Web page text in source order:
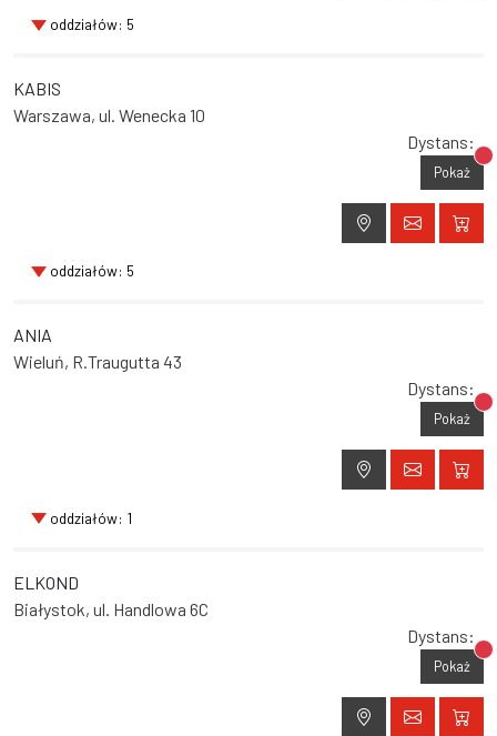
oddziałów: 5
KABIS
Warszawa, ul. Wenecka 10
Dystans:
Pokaż
oddziałów: 5
ANIA
Wieluń, R.Traugutta 43
Dystans:
Pokaż
oddziałów: 1
ELKOND
Białystok, ul. Handlowa 6C
Dystans:
Pokaż